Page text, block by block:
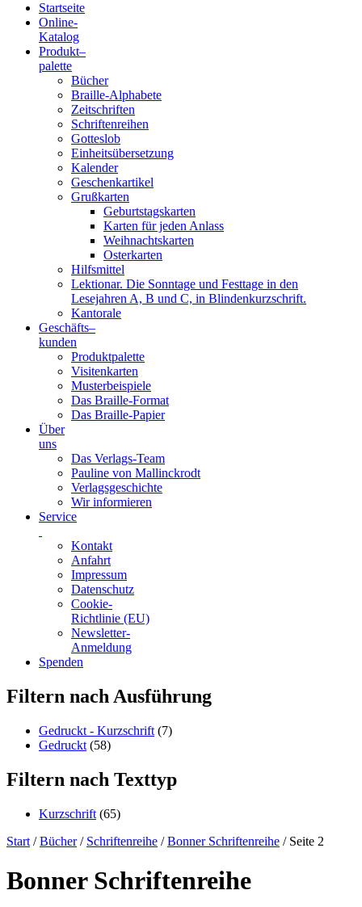
Blindenschrift-
Verlag
Druckerei
gGmbH
Startseite
Online-
Katalog
Produkt–
palette
Bücher
Braille-Alphabete
Zeitschriften
Schriftenreihen
Gotteslob
Einheitsübersetzung
Kalender
Geschenkartikel
Grußkarten
Geburtstagskarten
Karten für jeden Anlass
Weihnachtskarten
Osterkarten
Hilfsmittel
Lektionar. Die Sonntage und Festtage in den
Lesejahren A, B und C, in Blindenkurzschrift.
Kantorale
Geschäfts­–
kunden
Produktpalette
Visitenkarten
Musterbeispiele
Das Braille-Format
Das Braille-Papier
Über
uns
Das Verlags-Team
Pauline von Mallinckrodt
Verlagsgeschichte
Wir informieren
Service
Kontakt
Anfahrt
Impressum
Datenschutz
Cookie-
Richtlinie (EU)
Newsletter-
Anmeldung
Spenden
Skip
to
Filtern nach Ausführung
Gedruckt - Kurzschrift (7)
Gedruckt (58)
Filtern nach Texttyp
Kurzschrift (65)
Start /Bücher/ Schriftenreihe /Bonner Schriftenreihe / Seite 2
Bonner Schriftenreihe